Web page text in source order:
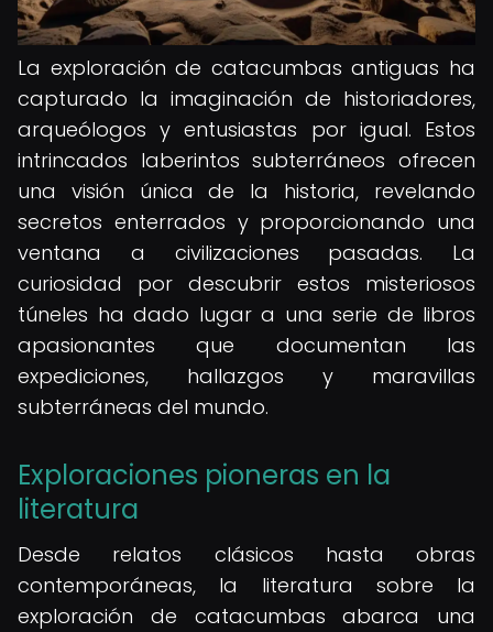
La exploración de catacumbas antiguas ha
capturado la imaginación de historiadores,
arqueólogos y entusiastas por igual. Estos
intrincados laberintos subterráneos ofrecen
una visión única de la historia, revelando
secretos enterrados y proporcionando una
ventana a civilizaciones pasadas. La
curiosidad por descubrir estos misteriosos
túneles ha dado lugar a una serie de libros
apasionantes que documentan las
expediciones, hallazgos y maravillas
subterráneas del mundo.
Exploraciones pioneras en la
literatura
Desde relatos clásicos hasta obras
contemporáneas, la literatura sobre la
exploración de catacumbas abarca una